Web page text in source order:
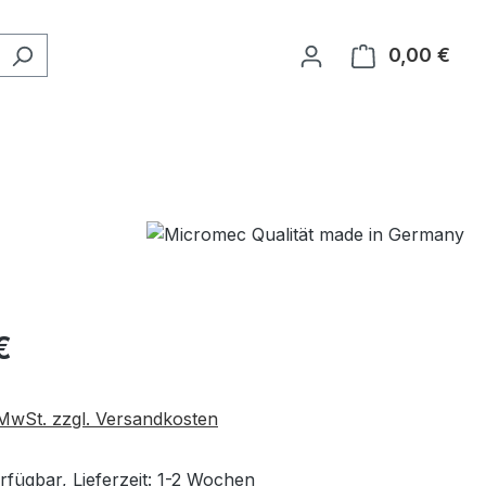
0,00 €
zzgl. Versandkosten
Lieferzeit: 1-2 Wochen